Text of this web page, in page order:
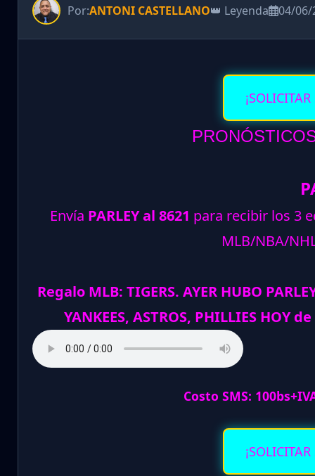
Por:ANTONI CASTELLANO👑 Leyenda 04/06/
Envía PARLEY al 8621 para recibir los 3
MLB/NBA/
Regalo MLB: TIGERS. AYER HUBO
YANKEES, ASTROS, PHILLIES HOY
Costo SMS: